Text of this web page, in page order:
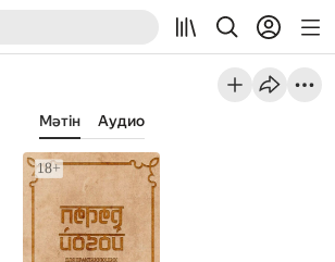
Мәтін Аудио